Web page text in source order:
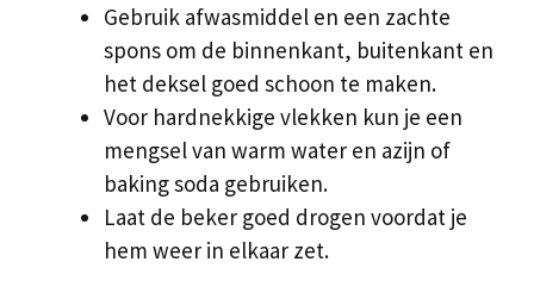
Gebruik afwasmiddel en een zachte
spons om de binnenkant, buitenkant en
het deksel goed schoon te maken.
Voor hardnekkige vlekken kun je een
mengsel van warm water en azijn of
baking soda gebruiken.
Laat de beker goed drogen voordat je
hem weer in elkaar zet.